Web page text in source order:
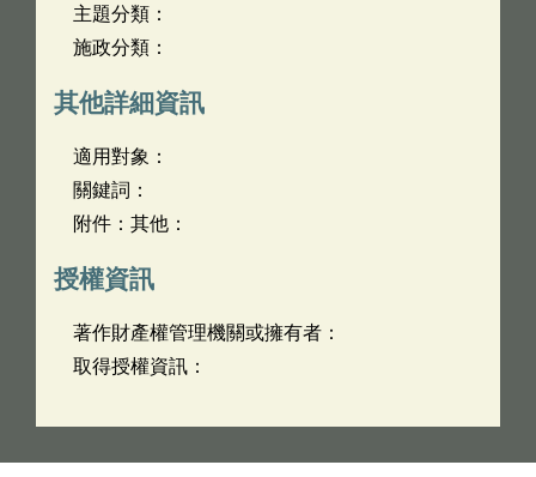
主題分類：
施政分類：
其他詳細資訊
適用對象：
關鍵詞：
附件：其他：
授權資訊
著作財產權管理機關或擁有者：
取得授權資訊：